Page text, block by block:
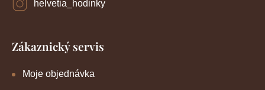
helvetia_hodinky
Zákaznický servis
Moje objednávka